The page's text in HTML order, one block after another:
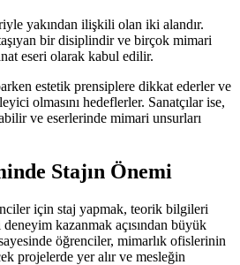
yakından ilişkili olan iki alandır.
bir disiplindir ve birçok mimari
eseri olarak kabul edilir.
estetik prensiplere dikkat ederler ve
olmasını hedeflerler. Sanatçılar ise,
ve eserlerinde mimari unsurları
Stajın Önemi
için staj yapmak, teorik bilgileri
kazanmak açısından büyük
öğrenciler, mimarlık ofislerinin
projelerde yer alır ve mesleğin